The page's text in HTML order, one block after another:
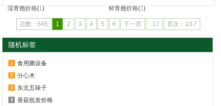
湿青翘价格(1) 鲜青翘价格(1)
总数：645 1 2 3 4 5 6 下一页 ..17 页次：1/17
随机标签
食用菌设备
分心木
东北五味子
香菇批发价格